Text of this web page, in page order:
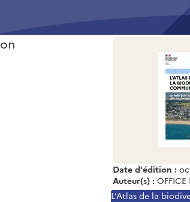
Date d'édition :
Auteur(s) : OFFICE
L'Atlas de la